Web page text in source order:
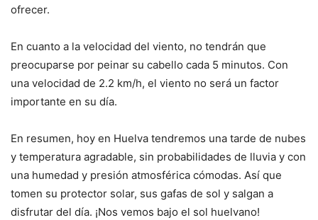
ofrecer.
En cuanto a la velocidad del viento, no tendrán que
preocuparse por peinar su cabello cada 5 minutos. Con
una velocidad de 2.2 km/h, el viento no será un factor
importante en su día.
En resumen, hoy en Huelva tendremos una tarde de nubes
y temperatura agradable, sin probabilidades de lluvia y con
una humedad y presión atmosférica cómodas. Así que
tomen su protector solar, sus gafas de sol y salgan a
disfrutar del día. ¡Nos vemos bajo el sol huelvano!